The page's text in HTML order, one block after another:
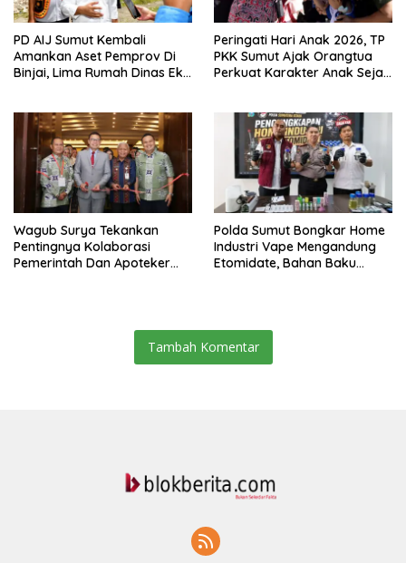
PD AIJ Sumut Kembali
Amankan Aset Pemprov Di
Binjai, Lima Rumah Dinas Eks
Peringati Hari Anak 2026, TP
PKK Sumut Ajak Orangtua
Perkuat Karakter Anak Sejak
Wagub Surya Tekankan
Pentingnya Kolaborasi
Pemerintah Dan Apoteker
Polda Sumut Bongkar Home
Industri Vape Mengandung
Etomidate, Bahan Baku
Tambah Komentar